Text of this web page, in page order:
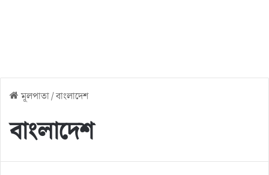
মূলপাতা/বাংলাদেশ
বাংলাদেশ